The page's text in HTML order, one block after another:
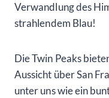
Verwandlung des
strahlendem Blau!
Die Twin Peaks
Aussicht über San
unter uns wie ein